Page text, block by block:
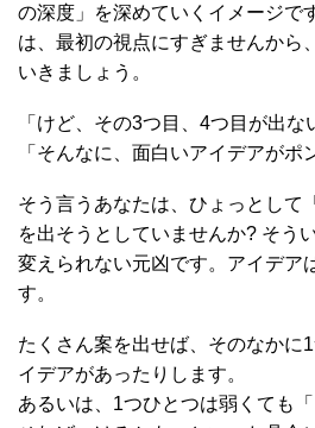
の深度」を深めていくイメージで
は、最初の視点にすぎませんから
いきましょう。
「けど、その3つ目、4つ目が出な
「そんなに、面白いアイデアがポ
そう言うあなたは、ひょっとして
を出そうとしていませんか? そう
変えられない元凶です。アイデア
す。
たくさん案を出せば、そのなかに
イデアがあったりします。
あるいは、1つひとつは弱くても